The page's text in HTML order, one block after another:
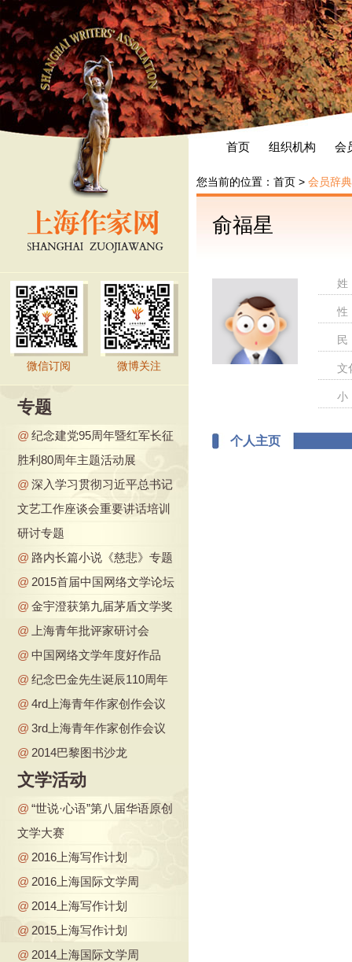
首页 组织机构 会
微信订阅 微博关注
专题
@ 纪念建党95周年暨红军长征
胜利80周年主题活动展
@ 深入学习贯彻习近平总书记
文艺工作座谈会重要讲话培训
研讨专题
@ 路内长篇小说《慈悲》专题
@ 2015首届中国网络文学论坛
@ 金宇澄获第九届茅盾文学奖
@
上海青年批评家研讨会
@ 中国网络文学年度好作品
@ 纪念巴金先生诞辰110周年
@ 4rd上海青年作家创作会议
@ 3rd上海青年作家创作会议
@ 2014巴黎图书沙龙
文学活动
@ “世说·心语”第八届华语原创
文学大赛
@ 2016上海写作计划
@ 2016上海国际文学周
@ 2014上海写作计划
@ 2015上海写作计划
@ 2014上海国际文学周
您当前的位置： 首页 > 会员辞典
俞福星
文
个人主页